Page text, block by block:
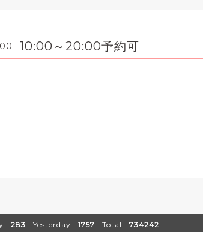
10:00～20:00予約可
: 283 | Yesterday : 1757 | Total : 734242